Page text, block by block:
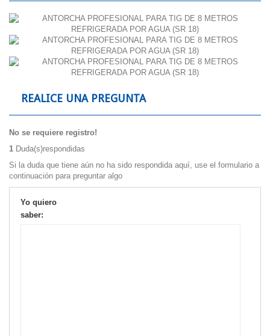
REALICE UNA PREGUNTA
No se requiere registro!
1 Duda(s)respondidas
Si la duda que tiene aún no ha sido respondida aquí, use el formulario a
continuación para preguntar algo
Yo quiero
saber: